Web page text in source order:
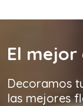
El
Decoramos
las mejores